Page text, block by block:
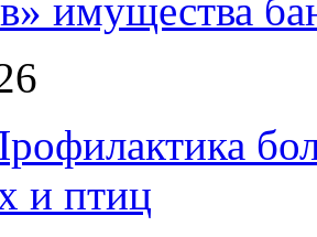
и птиц